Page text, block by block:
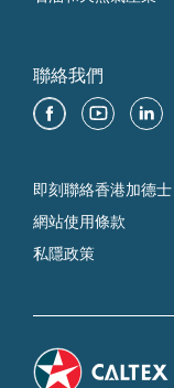
聯絡我們
即刻聯絡香港加德士
網站使用條款
私隱政策